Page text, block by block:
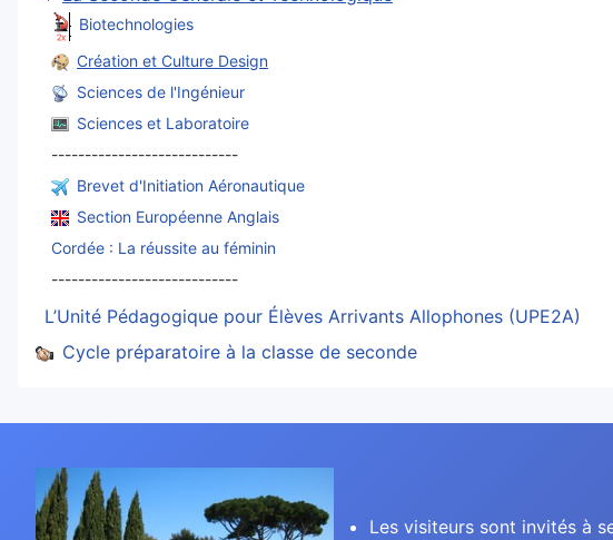
Biotechnologies
Création et Culture Design
Sciences de l'Ingénieur
Sciences et Laboratoire
----------------------------
Brevet d'Initiation Aéronautique
Section Européenne Anglais
Cordée : La réussite au féminin
----------------------------
L’Unité Pédagogique pour Élèves Arrivants Allophones (UPE2A)
Cycle préparatoire à la classe de seconde
Les visiteurs sont invités à